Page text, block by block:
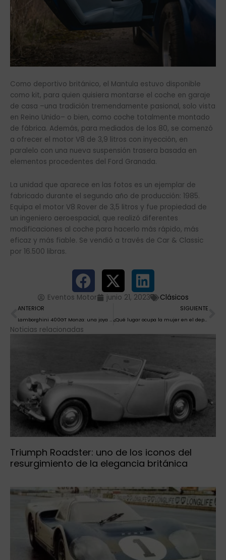
Como deportivo británico, el Mantula estuvo disponible
como kit, para quien quisiera montarse el coche en garaje
de casa –una tradición tremendamente pasional, solo vista
en Reino Unido– o bien, como coche totalmente montado
de fábrica. Además, para mediados de los 80, se comenzó
a ofrecer el motor V8 de 3,9 litros con inyección, en
paralelo con una nueva suspensión trasera basada en
elementos procedentes del Ford Granada.
La unidad que aparece en las fotos es un ejemplar de
fabricado durante el segundo año de producción: 1985.
Equipa el motor V8 Rover de 3,5 litros y fue propiedad de
un ingeniero aeroespacial, que realizó diferentes
modificaciones al coche para hacerlo más rápido, más
eficaz y más fiable. Se vendió a través de Car & Classic
por 16.500 libras.
Eventos Motor junio 21, 2023 Clásicos
Ant
ANTERIOR
Lamborghini 400GT Monza: una joya de los años 60 que resurge tras décadas en el olvido
SIGUIENTE
¿Qué lugar ocupa la mujer en el deporte del automovilismo?
Noticias relacionadas
Triumph Roadster: uno de los iconos del
resurgimiento de la elegancia británica